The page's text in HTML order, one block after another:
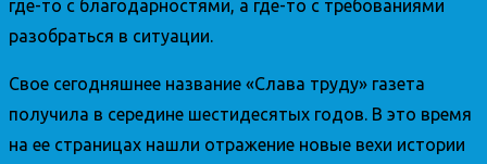
где-то с благодарностями, а где-то с требованиями
разобраться в ситуации.
Свое сегодняшнее название «Слава труду» газета
получила в середине шестидесятых годов. В это время
на ее страницах нашли отражение новые вехи истории